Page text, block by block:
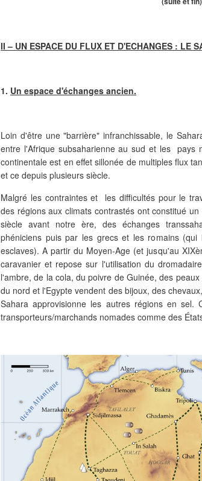
II – UN ESPACE DU FLUX ET D'ECHANGES : LE
1. Un espace d'échanges ancien.
Loin d'être une "barrière" infranchissable, le
entre l'Afrique subsaharienne au sud et les pays
continentale est en effet sillonée de multiples flux
et ce depuis plusieurs siècle.
Malgré les contraintes et les difficultés pour le
des régions aux climats contrastés ont constitué
siècle avant notre ère, des échanges
phéniciens puis par les grecs et les romains
esclaves). A partir du Moyen-Age (et jusqu'au
caravanier et repose sur l'utilisation du
l'ambre, de la cola, du poivre de Guinée, des
du nord et l'Egypte vendent des bijoux, des
Sahara approvisionne les autres régions en sel.
transporteurs/marchands nomades comme des